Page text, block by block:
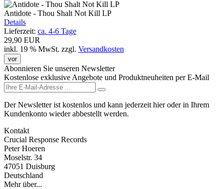
Antidote - Thou Shalt Not Kill LP
Details
Lieferzeit: ca. 4-6 Tage
29,90 EUR
inkl. 19 % MwSt. zzgl. Versandkosten
vor
Abonnieren Sie unseren Newsletter
Kostenlose exklusive Angebote und Produktneuheiten per E-Mail
Der Newsletter ist kostenlos und kann jederzeit hier oder in Ihrem
Kundenkonto wieder abbestellt werden.
Kontakt
Crucial Response Records
Peter Hoeren
Moselstr. 34
47051 Duisburg
Deutschland
Mehr über...